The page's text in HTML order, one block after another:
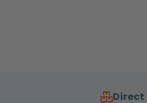
Direct